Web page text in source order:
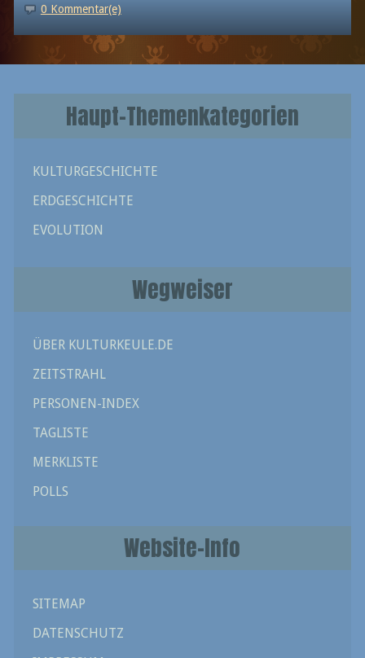
0 Kommentar(e)
Haupt-Themenkategorien
KULTURGESCHICHTE
ERDGESCHICHTE
EVOLUTION
Wegweiser
ÜBER KULTURKEULE.DE
ZEITSTRAHL
PERSONEN-INDEX
TAGLISTE
MERKLISTE
POLLS
Website-Info
SITEMAP
DATENSCHUTZ